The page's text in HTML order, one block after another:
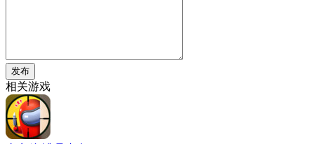
发布
相关游戏